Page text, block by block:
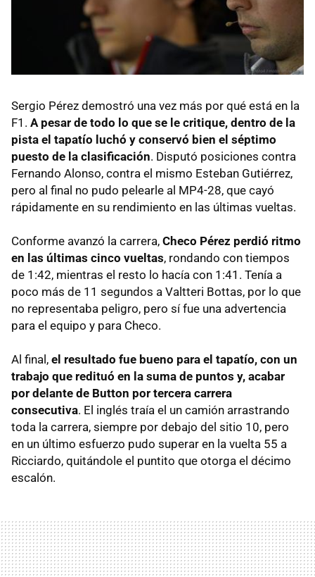
Sergio Pérez demostró una vez más por qué está en la
F1. A pesar de todo lo que se le critique, dentro de la
pista el tapatío luchó y conservó bien el séptimo
puesto de la clasificación. Disputó posiciones contra
Fernando Alonso, contra el mismo Esteban Gutiérrez,
pero al final no pudo pelearle al MP4-28, que cayó
rápidamente en su rendimiento en las últimas vueltas.
Conforme avanzó la carrera, Checo Pérez perdió ritmo
en las últimas cinco vueltas, rondando con tiempos
de 1:42, mientras el resto lo hacía con 1:41. Tenía a
poco más de 11 segundos a Valtteri Bottas, por lo que
no representaba peligro, pero sí fue una advertencia
para el equipo y para Checo.
Al final, el resultado fue bueno para el tapatío, con un
trabajo que redituó en la suma de puntos y, acabar
por delante de Button por tercera carrera
consecutiva. El inglés traía el un camión arrastrando
toda la carrera, siempre por debajo del sitio 10, pero
en un último esfuerzo pudo superar en la vuelta 55 a
Ricciardo, quitándole el puntito que otorga el décimo
escalón.